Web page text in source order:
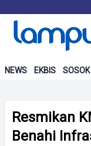
NEWS EKBIS SOSOK
Resmikan
Benahi